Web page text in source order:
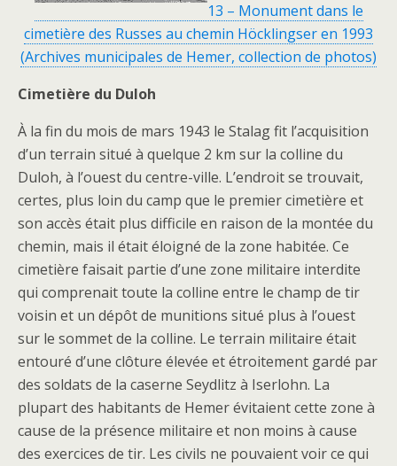
13 – Monument dans le
cimetière des Russes au chemin Höcklingser en 1993
(Archives municipales de Hemer, collection de photos)
Cimetière du Duloh
À la fin du mois de mars 1943 le Stalag fit l’acquisition
d’un terrain situé à quelque 2 km sur la colline du
Duloh, à l’ouest du centre-ville. L’endroit se trouvait,
certes, plus loin du camp que le premier cimetière et
son accès était plus difficile en raison de la montée du
chemin, mais il était éloigné de la zone habitée. Ce
cimetière faisait partie d’une zone militaire interdite
qui comprenait toute la colline entre le champ de tir
voisin et un dépôt de munitions situé plus à l’ouest
sur le sommet de la colline. Le terrain militaire était
entouré d’une clôture élevée et étroitement gardé par
des soldats de la caserne Seydlitz à Iserlohn. La
plupart des habitants de Hemer évitaient cette zone à
cause de la présence militaire et non moins à cause
des exercices de tir. Les civils ne pouvaient voir ce qui